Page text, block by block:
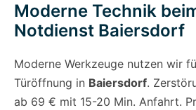
Moderne Technik
Notdienst Baiersdorf
Moderne Werkzeuge nutzen wir
Türöffnung in Baiersdorf.
ab 69 € mit 15-20 Min. Anfahrt.